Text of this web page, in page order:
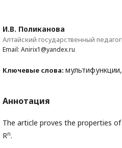
И.В. Поликанова
Алтайский государственный
Email: Anirix1@yandex.ru
Ключевые слова:
Аннотация
The article proves the properties
Rn.